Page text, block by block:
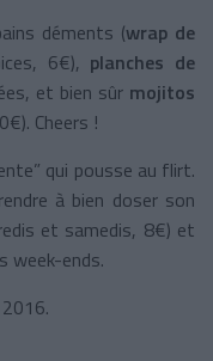
déments (wrap de
6€), planches de
et bien sûr mojitos
Cheers !
qui pousse au flirt.
à bien doser son
et samedis, 8€) et
week-ends.